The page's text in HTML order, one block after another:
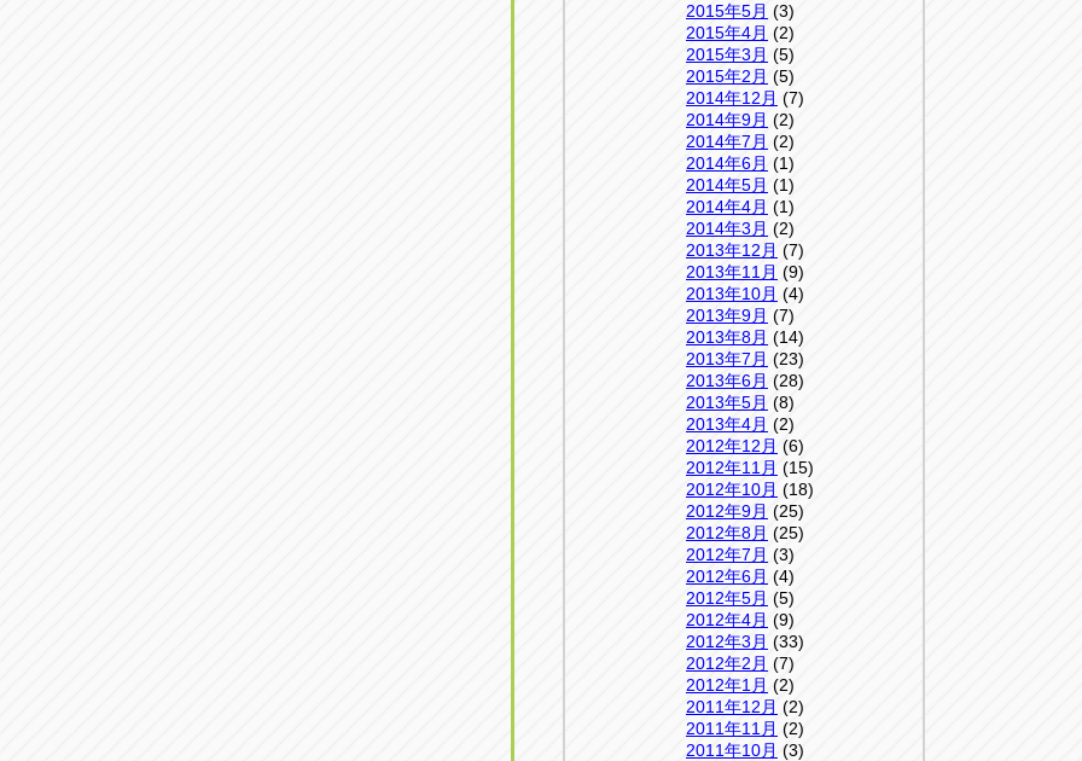
2015年5月 (3)
2015年4月 (2)
2015年3月 (5)
2015年2月 (5)
2014年12月 (7)
2014年9月 (2)
2014年7月 (2)
2014年6月 (1)
2014年5月 (1)
2014年4月 (1)
2014年3月 (2)
2013年12月 (7)
2013年11月 (9)
2013年10月 (4)
2013年9月 (7)
2013年8月 (14)
2013年7月 (23)
2013年6月 (28)
2013年5月 (8)
2013年4月 (2)
2012年12月 (6)
2012年11月 (15)
2012年10月 (18)
2012年9月 (25)
2012年8月 (25)
2012年7月 (3)
2012年6月 (4)
2012年5月 (5)
2012年4月 (9)
2012年3月 (33)
2012年2月 (7)
2012年1月 (2)
2011年12月 (2)
2011年11月 (2)
2011年10月 (3)